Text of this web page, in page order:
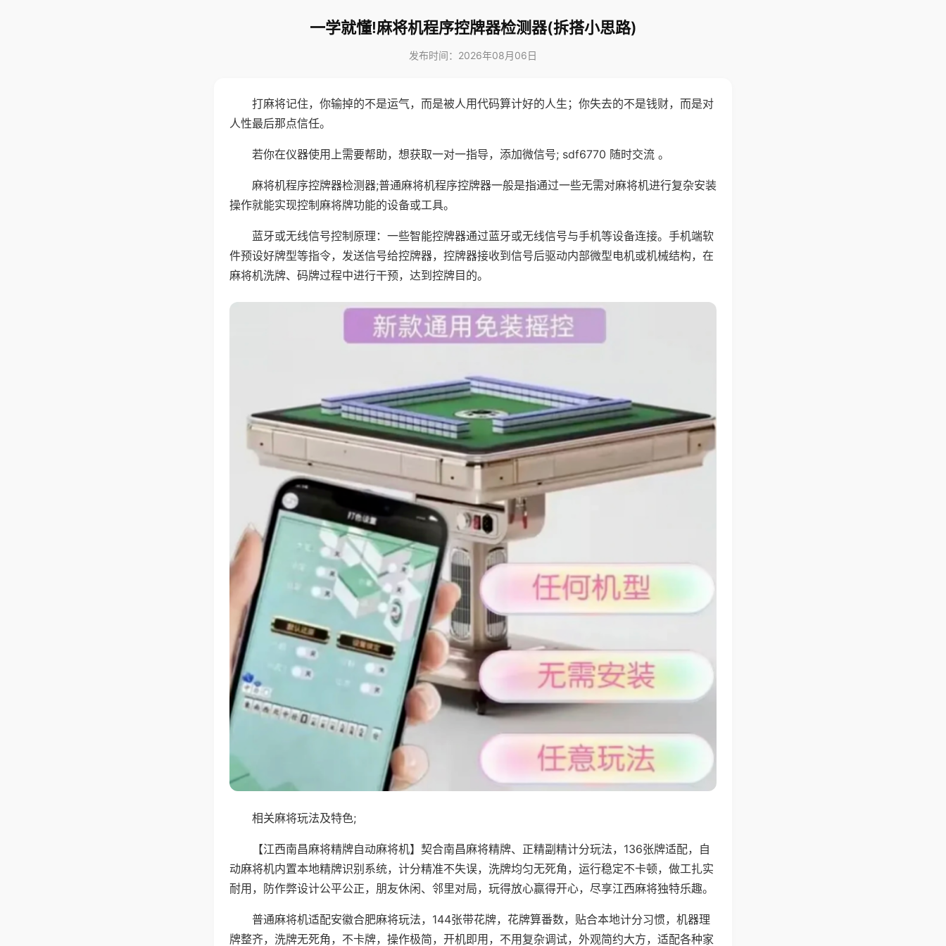
一学就懂!麻将机程序控牌器检测器(拆搭小思路)
发布时间：2026年08月06日
打麻将记住，你输掉的不是运气，而是被人用代码算计好的人生；你失去的不是钱财，而是对
人性最后那点信任。
若你在仪器使用上需要帮助，想获取一对一指导，添加微信号; sdf6770 随时交流 。
麻将机程序控牌器检测器;普通麻将机程序控牌器一般是指通过一些无需对麻将机进行复杂安装
操作就能实现控制麻将牌功能的设备或工具。
蓝牙或无线信号控制原理：一些智能控牌器通过蓝牙或无线信号与手机等设备连接。手机端软
件预设好牌型等指令，发送信号给控牌器，控牌器接收到信号后驱动内部微型电机或机械结构，在
麻将机洗牌、码牌过程中进行干预，达到控牌目的。
相关麻将玩法及特色;
【江西南昌麻将精牌自动麻将机】契合南昌麻将精牌、正精副精计分玩法，136张牌适配，自
动麻将机内置本地精牌识别系统，计分精准不失误，洗牌均匀无死角，运行稳定不卡顿，做工扎实
耐用，防作弊设计公平公正，朋友休闲、邻里对局，玩得放心赢得开心，尽享江西麻将独特乐趣。
普通麻将机适配安徽合肥麻将玩法，144张带花牌，花牌算番数，贴合本地计分习惯，机器理
牌整齐，洗牌无死角，不卡牌，操作极简，开机即用，不用复杂调试，外观简约大方，适配各种家